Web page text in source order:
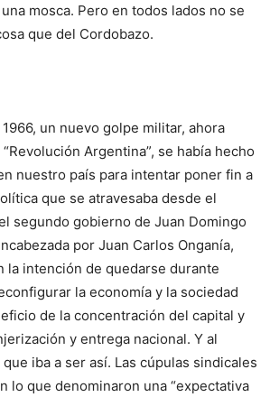
mosca. Pero en todos lados no se
que del Cordobazo.
un nuevo golpe militar, ahora
Argentina”, se había hecho
nuestro país para intentar poner fin a
que se atravesaba desde el
segundo gobierno de Juan Domingo
por Juan Carlos Onganía,
la intención de quedarse durante
la economía y la sociedad
de la concentración del capital y
y entrega nacional. Y al
iba a ser así. Las cúpulas sindicales
lo que denominaron una “expectativa